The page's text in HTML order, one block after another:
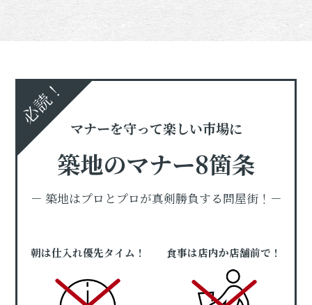
必読！
マナーを守って楽しい市場に
築地のマナー8箇条
－ 築地はプロとプロが真剣勝負する問屋街！－
朝は仕入れ優先タイム！ 食事は店内か店舗前で！